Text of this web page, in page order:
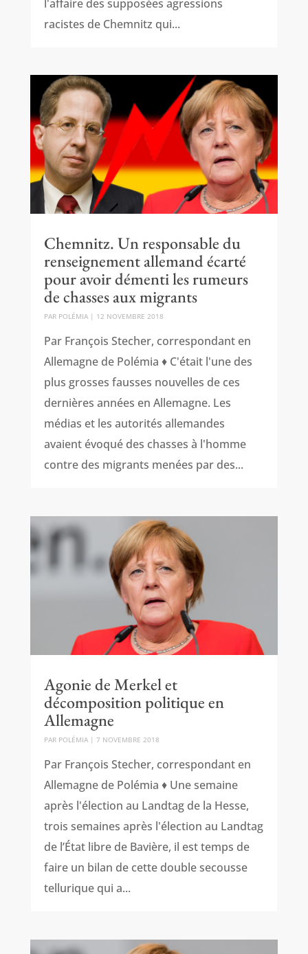
l'affaire des supposées agressions
racistes de Chemnitz qui...
Chemnitz. Un responsable du
renseignement allemand écarté
pour avoir démenti les rumeurs
de chasses aux migrants
PAR POLÉMIA| 12 NOVEMBRE 2018
Par François Stecher, correspondant en
Allemagne de Polémia ♦ C'était l'une des
plus grosses fausses nouvelles de ces
dernières années en Allemagne. Les
médias et les autorités allemandes
avaient évoqué des chasses à l'homme
contre des migrants menées par des...
Agonie de Merkel et
décomposition politique en
Allemagne
PAR POLÉMIA| 7 NOVEMBRE 2018
Par François Stecher, correspondant en
Allemagne de Polémia ♦ Une semaine
après l'élection au Landtag de la Hesse,
trois semaines après l'élection au Landtag
de l’État libre de Bavière, il est temps de
faire un bilan de cette double secousse
tellurique qui a...